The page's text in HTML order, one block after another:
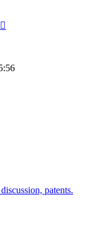
patents.